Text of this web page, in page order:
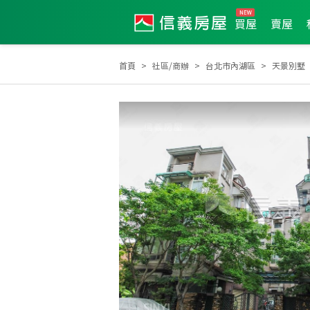
買屋 賣屋
首頁 社區/商辦 台北市內湖區 天景別墅
2025年第4季度服務品質獎 2025年度區業績